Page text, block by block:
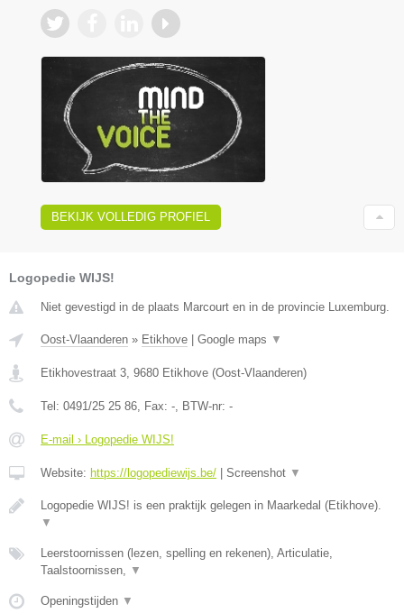
BEKIJK VOLLEDIG PROFIEL
Logopedie WIJS!
Niet gevestigd in de plaats Marcourt en in de provincie Luxemburg.
Oost-Vlaanderen » Etikhove Google maps ▼
Etikhovestraat 3, 9680 Etikhove (Oost-Vlaanderen)
Tel: 0491/25 25 86, Fax: -, BTW-nr: -
E-mail › Logopedie WIJS!
Website: https://logopediewijs.be/ Screenshot ▼
Logopedie WIJS! is een praktijk gelegen in Maarkedal (Etikhove).
▼
Leerstoornissen (lezen, spelling en rekenen), Articulatie,
Taalstoornissen, ▼
Openingstijden ▼